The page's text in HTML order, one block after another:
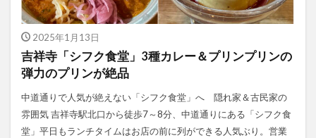
2025年1月13日
吉祥寺「シフク食堂」3種カレー＆プリンプリンの
弾力のプリンが絶品
中道通りで人気が絶えない「シフク食堂」へ 隠れ家＆古民家の
雰囲気 吉祥寺駅北口から徒歩7～8分、中道通りにある「シフク食
堂」平日もランチタイムはお店の前に列ができる人気ぶり。営業